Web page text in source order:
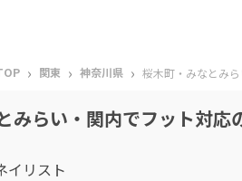
› 関東 › 神奈川県 › 桜木町・みなとみ
みらい・関内でフット対応
イリスト